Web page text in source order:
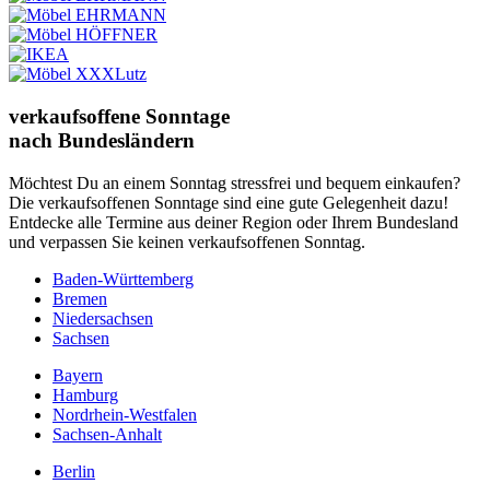
verkaufsoffene Sonntage
nach Bundesländern
Möchtest Du an einem Sonntag stressfrei und bequem einkaufen?
Die verkaufsoffenen Sonntage sind eine gute Gelegenheit dazu!
Entdecke alle Termine aus deiner Region oder Ihrem Bundesland
und verpassen Sie keinen verkaufsoffenen Sonntag.
Baden-Württemberg
Bremen
Niedersachsen
Sachsen
Bayern
Hamburg
Nordrhein-Westfalen
Sachsen-Anhalt
Berlin